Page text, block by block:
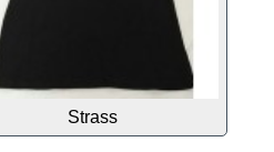
Strass